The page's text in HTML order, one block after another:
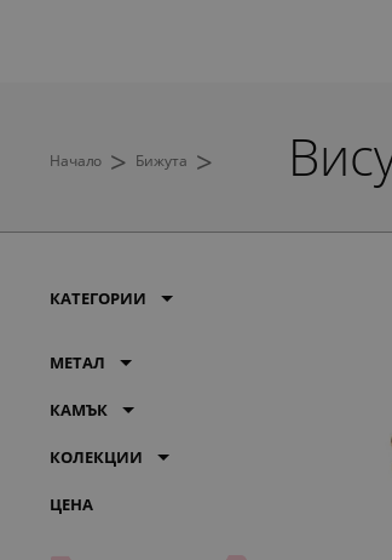
Начало > Бижута >
КАТЕГОРИИ
МЕТАЛ
КАМЪК
КОЛЕКЦИИ
ЦЕНА